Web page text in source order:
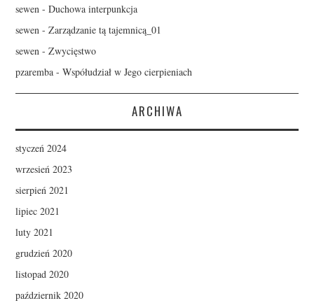
sewen -Duchowa interpunkcja
sewen -Zarządzanie tą tajemnicą_01
sewen -Zwycięstwo
pzaremba -Współudział w Jego cierpieniach
ARCHIWA
styczeń 2024
wrzesień 2023
sierpień 2021
lipiec 2021
luty 2021
grudzień 2020
listopad 2020
październik 2020